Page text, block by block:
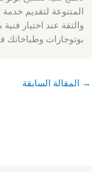
المتنوعة لتقديم خدمة
والثقة عند اختيار
بوتوجازات وطباخاتك
→ المقالة السابقة